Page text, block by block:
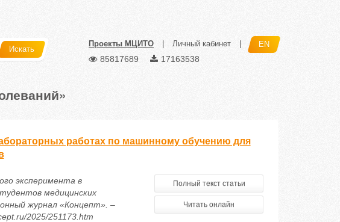
Искать
Проекты МЦИТО Личный кабинет EN
85817689 17163538
работах по машинному обучению для
эксперимента в
медицинских
журнал «Концепт». –
2025/251173.htm
Полный текст статьи
Читать онлайн